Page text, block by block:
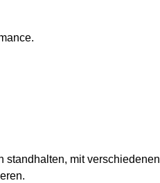
standhalten, mit verschiedenen